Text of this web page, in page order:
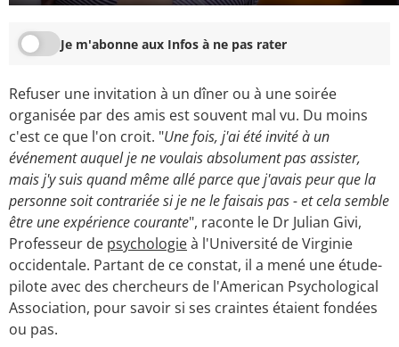
Je m'abonne aux Infos à ne pas rater
Refuser une invitation à un dîner ou à une soirée
organisée par des amis est souvent mal vu. Du moins
c'est ce que l'on croit. "Une fois, j'ai été invité à un
événement auquel je ne voulais absolument pas assister,
mais j'y suis quand même allé parce que j'avais peur que la
personne soit contrariée si je ne le faisais pas - et cela semble
être une expérience courante", raconte le Dr Julian Givi,
Professeur de psychologieà l'Université de Virginie
occidentale. Partant de ce constat, il a mené une étude-
pilote avec des chercheurs de l'American Psychological
Association, pour savoir si ses craintes étaient fondées
ou pas.